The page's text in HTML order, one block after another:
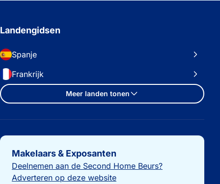
Landengidsen
Spanje
Frankrijk
Meer landen tonen
Belangrijke links
Makelaars & Exposanten
Deelnemen aan de Second Home Beurs?
Adverteren op deze website